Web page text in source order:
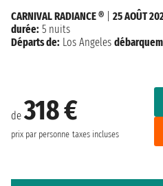
de318 €
prix par personne taxes incluses
CARNIVAL RADIANCE ®
25 AOÛT
durée: 5 nuits
Départs de: Los Angeles